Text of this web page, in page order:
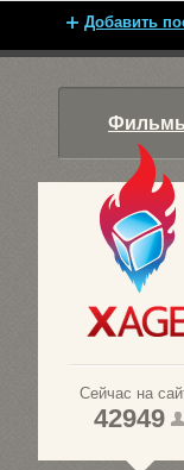
Добавить
Сейчас на
42949